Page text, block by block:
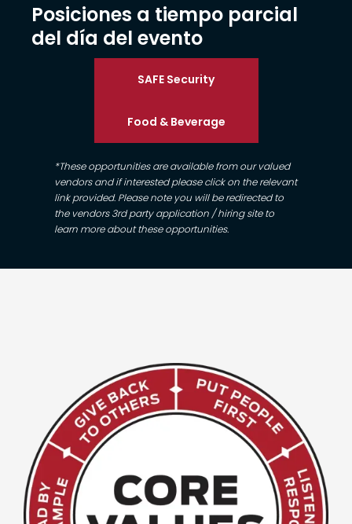
Posiciones a tiempo parcial
del día del evento
SAFE Security
Food & Beverage
*These opportunities are available from our valued
vendors and if interested please click on the relevant
link provided. Please note you will be redirected to
the vendors 3rd party application / hiring site to
learn more about these opportunities.